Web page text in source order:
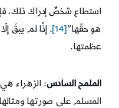
استطاع شخصٌ إدراك ذلك،
هو حقّها”[14]
. إذًا لم يبقَ
عظمتها.
الملمح السادس: الزهراء
المسلم على صورتها